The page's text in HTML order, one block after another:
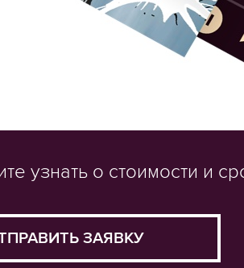
узнать о стоимости и
ЗАЯВКУ